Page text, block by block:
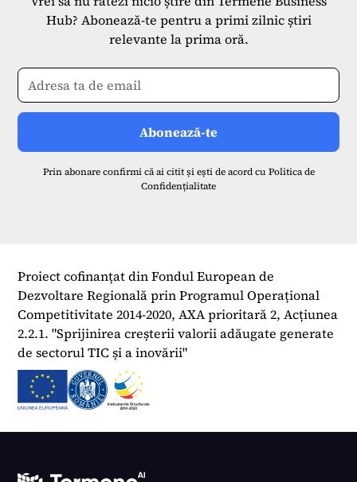
Hub? Abonează-te pentru a primi zilnic știri
relevante la prima oră.
Prin abonare confirmi că ai citit și ești de acord cu Politica de
Confidențialitate
Proiect cofinanțat din Fondul European de
Dezvoltare Regională prin Programul Operațional
Competitivitate 2014-2020, AXA prioritară 2, Acțiunea
2.2.1. "Sprijinirea creșterii valorii adăugate generate
de sectorul TIC și a inovării"